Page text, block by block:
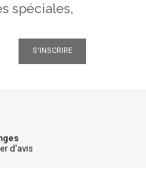
spéciales,
S'INSCRIRE
d'avis